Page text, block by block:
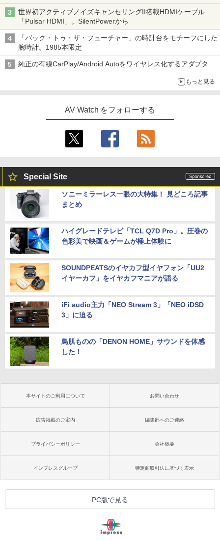
世界初アクティブノイズキャンセリングII搭載HDMIケーブル
「Pulsar HDMI」。SilentPowerから
「バック・トゥ・ザ・フューチャー」の時計台をモチーフにした
腕時計。1985本限定
純正の有線CarPlay/Android Autoをワイヤレス化するアダプタ
もっと見る
AV Watch をフォローする
Special Site
ソニーミラーレス一眼の大特集！ 見どころ記事
まとめ
ハイグレードテレビ「TCL Q7D Pro」。圧巻の
色彩美で映画＆ゲームが極上体験に
SOUNDPEATSのイヤカフ型イヤフォン「UU2
イヤーカフ」をイヤカフマニアが語る
iFi audio主力「NEO Stream 3」「NEO iDSD
3」に迫る
鳥肌ものの「DENON HOME」サウンドを体感
した！
本サイトのご利用について お問い合わせ
広告掲載のご案内 編集部へのご連絡
プライバシーポリシー 会社概要
インプレスグループ 特定商取引法に基づく表示
PC版で見る